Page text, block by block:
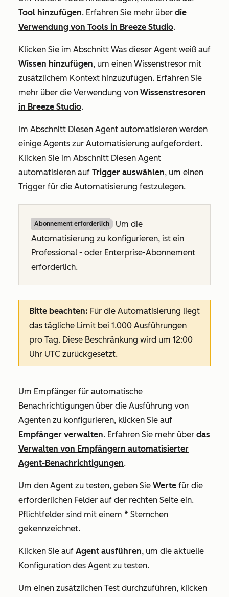
Tool hinzufügen. Erfahren Sie mehr über die
Verwendung von Tools in Breeze Studio.
Klicken Sie im Abschnitt Was dieser Agent weiß auf
Wissen hinzufügen, um einen Wissenstresor mit
zusätzlichem Kontext hinzuzufügen. Erfahren Sie
mehr über die Verwendung von Wissenstresoren
in Breeze Studio.
Im Abschnitt Diesen Agent automatisieren werden
einige Agents zur Automatisierung aufgefordert.
Klicken Sie im Abschnitt Diesen Agent
automatisieren auf Trigger auswählen, um einen
Trigger für die Automatisierung festzulegen.
Abonnement erforderlich
Um die
Automatisierung zu konfigurieren, ist ein
Professional - oder Enterprise-Abonnement
erforderlich.
Bitte beachten: Für die Automatisierung liegt
das tägliche Limit bei 1.000 Ausführungen
pro Tag. Diese Beschränkung wird um 12:00
Uhr UTC zurückgesetzt.
Um Empfänger für automatische
Benachrichtigungen über die Ausführung von
Agenten zu konfigurieren, klicken Sie auf
Empfänger verwalten. Erfahren Sie mehr über das
Verwalten von Empfängern automatisierter
Agent-Benachrichtigungen.
Um den Agent zu testen, geben Sie Werte für die
erforderlichen Felder auf der rechten Seite ein.
Pflichtfelder sind mit einem * Sternchen
gekennzeichnet.
Klicken Sie auf Agent ausführen, um die aktuelle
Konfiguration des Agent zu testen.
Um einen zusätzlichen Test durchzuführen, klicken